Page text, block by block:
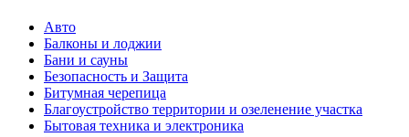
Авто
Балконы и лоджии
Бани и сауны
Безопасность и Защита
Битумная черепица
Благоустройство территории и озеленение участка
Бытовая техника и электроника